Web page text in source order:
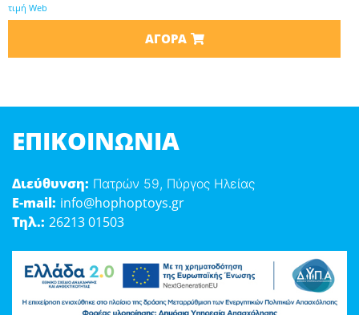
τιμή Web
ΑΓΟΡΆ
ΕΠΙΚΟΙΝΩΝΊΑ
Διεύθυνση: Πατρών 59, Πύργος Ηλείας
E-mail: info@hophoptoys.gr
Τηλ.: 26213 01503